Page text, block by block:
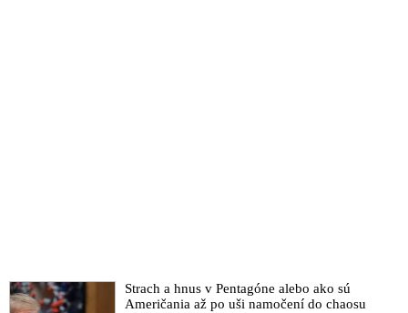
Strach a hnus v Pentagóne alebo ako sú
Američania až po uši namočení do chaosu